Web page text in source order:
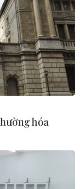
2, chủ nghĩa cực
và mất nhà
và gây hậu quả
hóa